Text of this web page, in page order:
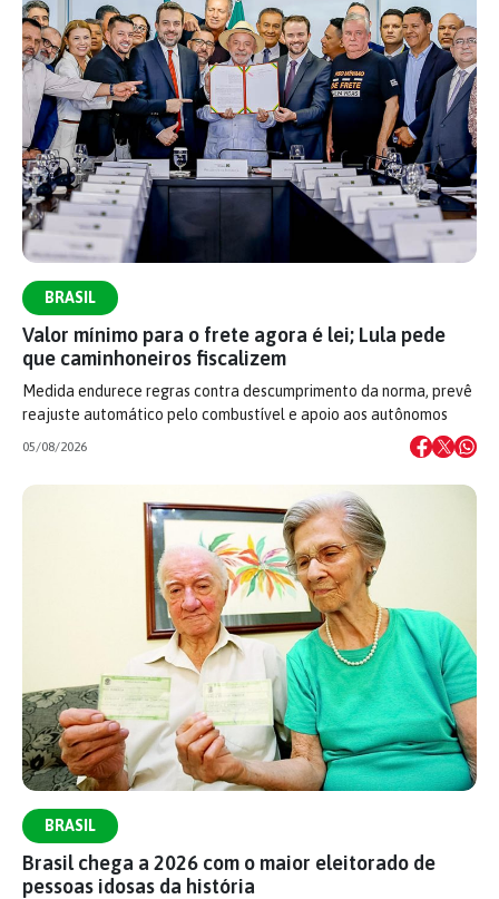
BRASIL
Valor mínimo para o frete agora é lei; Lula pede
que caminhoneiros fiscalizem
Medida endurece regras contra descumprimento da norma, prevê
reajuste automático pelo combustível e apoio aos autônomos
05/08/2026
BRASIL
Brasil chega a 2026 com o maior eleitorado de
pessoas idosas da história